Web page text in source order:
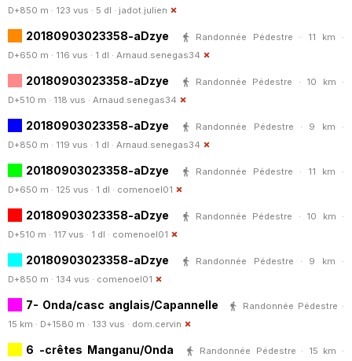
D+850 m · 123 vus · 5 dl · jadot.julien
20180903023358-aDzye
Randonnée Pédestre · 11 km ·
D+650 m · 116 vus · 1 dl · Arnaud.senegas34
20180903023358-aDzye
Randonnée Pédestre · 10 km ·
D+510 m · 118 vus · Arnaud.senegas34
20180903023358-aDzye
Randonnée Pédestre · 9 km ·
D+850 m · 119 vus · 1 dl · Arnaud.senegas34
20180903023358-aDzye
Randonnée Pédestre · 11 km ·
D+650 m · 125 vus · 1 dl · comenoel01
20180903023358-aDzye
Randonnée Pédestre · 10 km ·
D+510 m · 117 vus · 1 dl · comenoel01
20180903023358-aDzye
Randonnée Pédestre · 9 km ·
D+850 m · 134 vus · comenoel01
7- Onda/casc anglais/Capannelle
Randonnée Pédestre ·
15 km · D+1580 m · 133 vus · dom.cervin
6 -crêtes Manganu/Onda
Randonnée Pédestre · 15 km ·